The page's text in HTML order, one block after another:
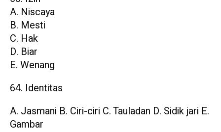
A. Niscaya
B. Mesti
C. Hak
D. Biar
E. Wenang
64. Identitas
A. Jasmani B. Ciri-ciri C. Tauladan D. Sidik jari E.
Gambar